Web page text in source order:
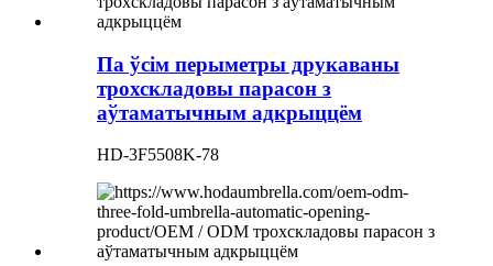
Па ўсім перыметры друкаваны
трохскладовы парасон з
аўтаматычным адкрыццём
HD-3F5508K-78